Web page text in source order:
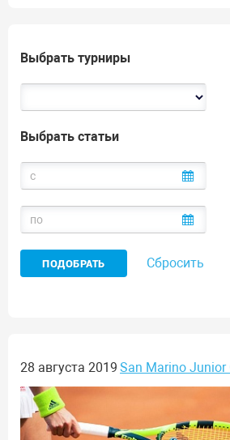
Выбрать турниры
Выбрать статьи
Сбросить
28 августа 2019 San Marino Junior